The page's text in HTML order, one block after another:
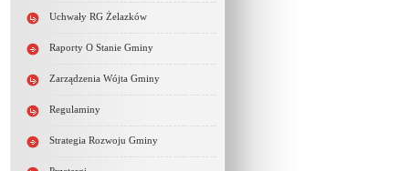
Uchwały RG Żelazków
Raporty O Stanie Gminy
Zarządzenia Wójta Gminy
Regulaminy
Strategia Rozwoju Gminy